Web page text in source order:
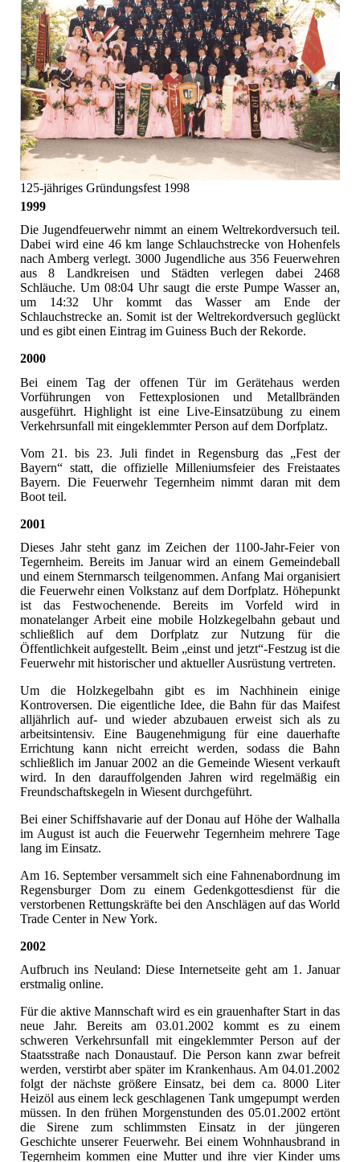
125-jähriges Gründungsfest 1998
1999
Die Jugendfeuerwehr nimmt an einem Weltrekordversuch teil.
Dabei wird eine 46 km lange Schlauchstrecke von Hohenfels
nach Amberg verlegt. 3000 Jugendliche aus 356 Feuerwehren
aus 8 Landkreisen und Städten verlegen dabei 2468
Schläuche. Um 08:04 Uhr saugt die erste Pumpe Wasser an,
um 14:32 Uhr kommt das Wasser am Ende der
Schlauchstrecke an. Somit ist der Weltrekordversuch geglückt
und es gibt einen Eintrag im Guiness Buch der Rekorde.
2000
Bei einem Tag der offenen Tür im Gerätehaus werden
Vorführungen von Fettexplosionen und Metallbränden
ausgeführt. Highlight ist eine Live-Einsatzübung zu einem
Verkehrsunfall mit eingeklemmter Person auf dem Dorfplatz.
Vom 21. bis 23. Juli findet in Regensburg das „Fest der
Bayern“ statt, die offizielle Milleniumsfeier des Freistaates
Bayern. Die Feuerwehr Tegernheim nimmt daran mit dem
Boot teil.
2001
Dieses Jahr steht ganz im Zeichen der 1100-Jahr-Feier von
Tegernheim. Bereits im Januar wird an einem Gemeindeball
und einem Sternmarsch teilgenommen. Anfang Mai organisiert
die Feuerwehr einen Volkstanz auf dem Dorfplatz. Höhepunkt
ist das Festwochenende. Bereits im Vorfeld wird in
monatelanger Arbeit eine mobile Holzkegelbahn gebaut und
schließlich auf dem Dorfplatz zur Nutzung für die
Öffentlichkeit aufgestellt. Beim „einst und jetzt“-Festzug ist die
Feuerwehr mit historischer und aktueller Ausrüstung vertreten.
Um die Holzkegelbahn gibt es im Nachhinein einige
Kontroversen. Die eigentliche Idee, die Bahn für das Maifest
alljährlich auf- und wieder abzubauen erweist sich als zu
arbeitsintensiv. Eine Baugenehmigung für eine dauerhafte
Errichtung kann nicht erreicht werden, sodass die Bahn
schließlich im Januar 2002 an die Gemeinde Wiesent verkauft
wird. In den darauffolgenden Jahren wird regelmäßig ein
Freundschaftskegeln in Wiesent durchgeführt.
Bei einer Schiffshavarie auf der Donau auf Höhe der Walhalla
im August ist auch die Feuerwehr Tegernheim mehrere Tage
lang im Einsatz.
Am 16. September versammelt sich eine Fahnenabordnung im
Regensburger Dom zu einem Gedenkgottesdienst für die
verstorbenen Rettungskräfte bei den Anschlägen auf das World
Trade Center in New York.
2002
Aufbruch ins Neuland: Diese Internetseite geht am 1. Januar
erstmalig online.
Für die aktive Mannschaft wird es ein grauenhafter Start in das
neue Jahr. Bereits am 03.01.2002 kommt es zu einem
schweren Verkehrsunfall mit eingeklemmter Person auf der
Staatsstraße nach Donaustauf. Die Person kann zwar befreit
werden, verstirbt aber später im Krankenhaus. Am 04.01.2002
folgt der nächste größere Einsatz, bei dem ca. 8000 Liter
Heizöl aus einem leck geschlagenen Tank umgepumpt werden
müssen. In den frühen Morgenstunden des 05.01.2002 ertönt
die Sirene zum schlimmsten Einsatz in der jüngeren
Geschichte unserer Feuerwehr. Bei einem Wohnhausbrand in
Tegernheim kommen eine Mutter und ihre vier Kinder ums